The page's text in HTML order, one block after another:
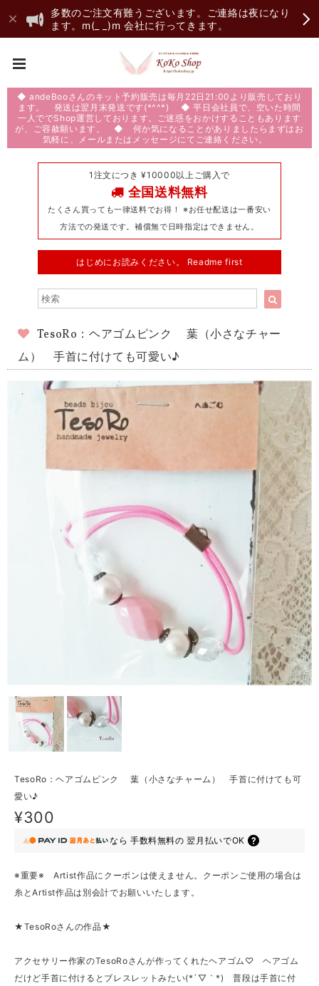
多数のご注文有難うございます。ご連絡は夜になり
ます。m(_ _)m 会社に行ってきます。
◆ andeBooさんのキット予約販売は毎月22日21:00より販売しており
ます。 発送は翌月末発送です(*^^*) ◆ 平日会社員で、空いた時間
一人ででShop運営しております。ご迷惑をおかけすることもあります
が、ご容赦願います。 ◆ 何か気になることがありましたらまずはお
気軽に、メールまたはメッセージにてご連絡ください。
1注文につき ¥10000以上ご購入で
全国送料無料
たくさん買っても一律送料でお得！ ※お任せ配送は一番安い
方法での発送です。補償無で日時指定はできません。
はじめにお読みください。 Readme first
TesoRo：ヘアゴムピンク 葉（小さなチャー
ム） 手首に付けても可愛い♪
TesoRo：ヘアゴムピンク 葉（小さなチャーム） 手首に付けても可
愛い♪
¥300
なら 手数料無料の 翌月払いでOK
※重要※ Artist作品にクーポンは使えません。クーポンご使用の場合は
糸とArtist作品は別会計でお願いいたします。
★TesoRoさんの作品★
アクセサリー作家のTesoRoさんが作ってくれたヘアゴム♡ ヘアゴム
だけど手首に付けるとブレスレットみたい(*´▽｀*) 普段は手首に付